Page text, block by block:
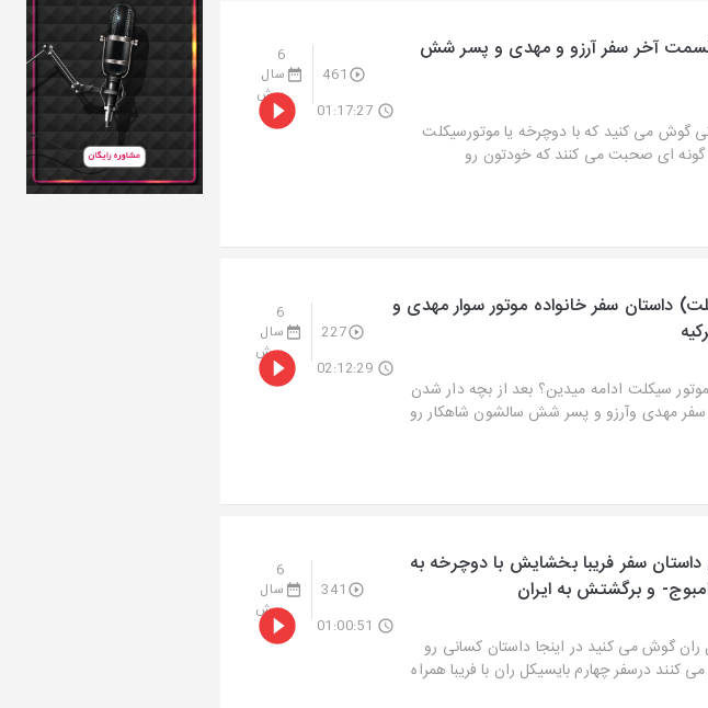
آخر سفر آرزو و مهدی و پسر شش
461
6
سال
پیش
گوش می کنید که با دوچرخه یا موتورسیکلت
گونه ای صحبت می کنند که خودتون رو
01:17:27
داستان سفر خانواده موتور سوار مهدی و
227
6
سال
پیش
سیکلت ادامه میدین؟ بعد از بچه دار شدن
مهدی وآرزو و پسر شش سالشون شاهکار رو
02:12:29
سفر فریبا بخشایش با دوچرخه به
و برگشتش به ایران
341
6
سال
پیش
گوش می کنید در اینجا داستان کسانی رو
درسفر چهارم بایسیکل ران با فریبا همراه
01:00:51